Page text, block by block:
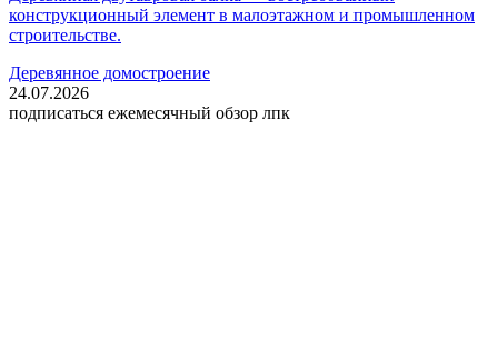
конструкционный элемент в малоэтажном и промышленном
строительстве.
Деревянное домостроение
24.07.2026
подписаться ежемесячный обзор лпк